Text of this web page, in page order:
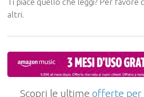
altri.
Scopri le ultime offerte per